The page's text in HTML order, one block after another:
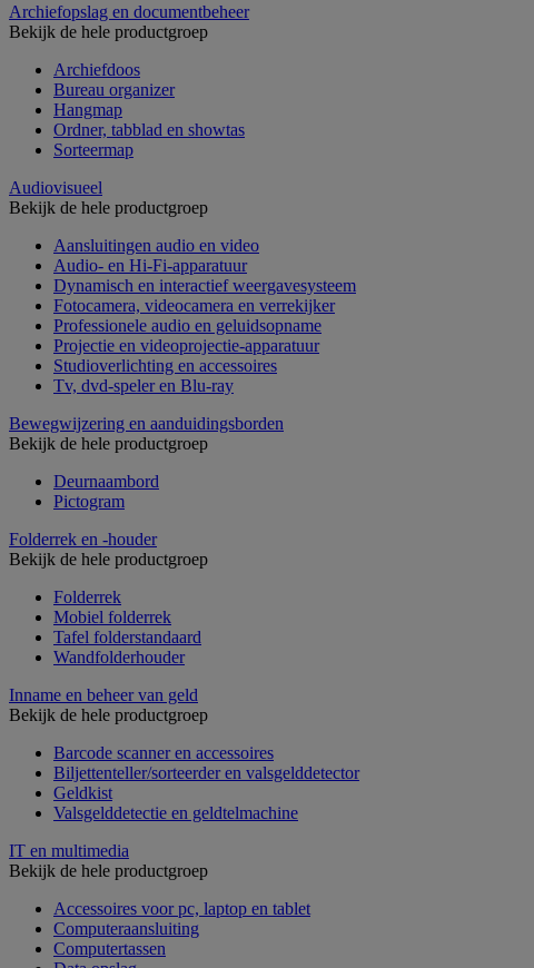
Archiefopslag en documentbeheer
Bekijk de hele productgroep
Archiefdoos
Bureau organizer
Hangmap
Ordner, tabblad en showtas
Sorteermap
Audiovisueel
Bekijk de hele productgroep
Aansluitingen audio en video
Audio- en Hi-Fi-apparatuur
Dynamisch en interactief weergavesysteem
Fotocamera, videocamera en verrekijker
Professionele audio en geluidsopname
Projectie en videoprojectie-apparatuur
Studioverlichting en accessoires
Tv, dvd-speler en Blu-ray
Bewegwijzering en aanduidingsborden
Bekijk de hele productgroep
Deurnaambord
Pictogram
Folderrek en -houder
Bekijk de hele productgroep
Folderrek
Mobiel folderrek
Tafel folderstandaard
Wandfolderhouder
Inname en beheer van geld
Bekijk de hele productgroep
Barcode scanner en accessoires
Biljettenteller/sorteerder en valsgelddetector
Geldkist
Valsgelddetectie en geldtelmachine
IT en multimedia
Bekijk de hele productgroep
Accessoires voor pc, laptop en tablet
Computeraansluiting
Computertassen